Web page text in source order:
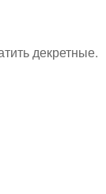
декретные.